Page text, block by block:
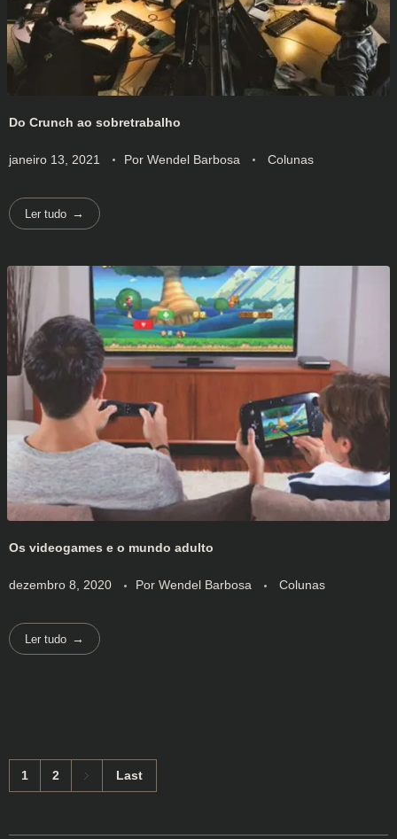
Do Crunch ao sobretrabalho
janeiro 13, 2021 Por Wendel Barbosa Colunas
Ler tudo
Os videogames e o mundo adulto
dezembro 8, 2020 Por Wendel Barbosa Colunas
Ler tudo
1 2 Last